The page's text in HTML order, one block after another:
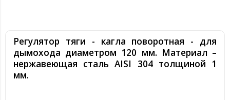
Регулятор тяги - кагла поворотная - для
дымохода диаметром 120 мм. Материал –
нержавеющая сталь AISI 304 толщиной 1
мм.